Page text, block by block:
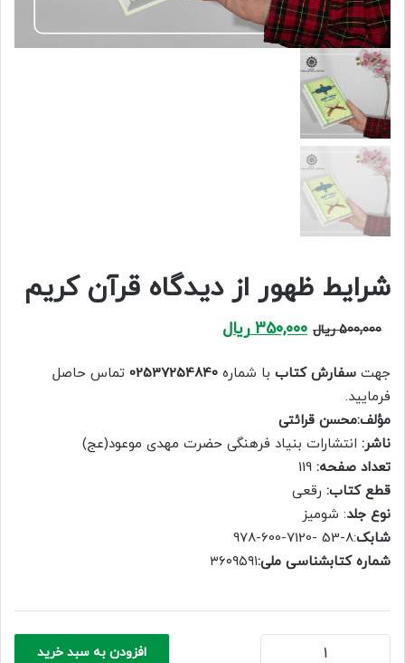
شرایط ظهور از دیدگاه قرآن کریم
500,000 ریال Original
was:
500,000 ریال.
350,000 ریال
is:
جهت سفارش کتاب با شماره 02537254840 تماس حاصل
فرمایید.
مؤلف:محسن قرائتی
ناشر: انتشارات بنیاد فرهنگی حضرت مهدی موعود(عج)
تعداد صفحه:
قطع کتاب: رقعی
نوع جلد: شومیز
شابک:8-53 -7120-600-978
شماره کتابشناسی ملی:۳۶۰۹۵۹۱
شرایط
افزودن به سبد خرید